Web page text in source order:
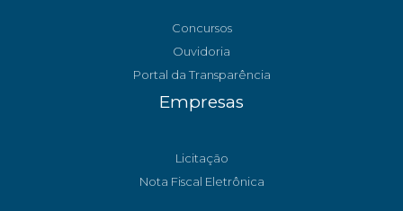
Concursos
Ouvidoria
Portal da Transparência
Empresas
Licitação
Nota Fiscal Eletrônica